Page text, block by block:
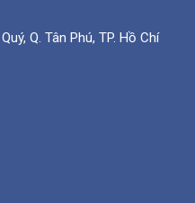
Q. Tân Phú, TP. Hồ Chí